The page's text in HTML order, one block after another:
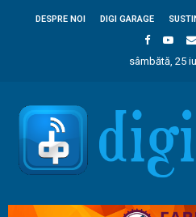
DESPRE NOI DIGI GARAGE
sâmbătă, 25